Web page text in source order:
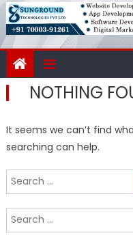
NOTHING
It seems we can’t find
searching can help.
Search
for:
Search
for: